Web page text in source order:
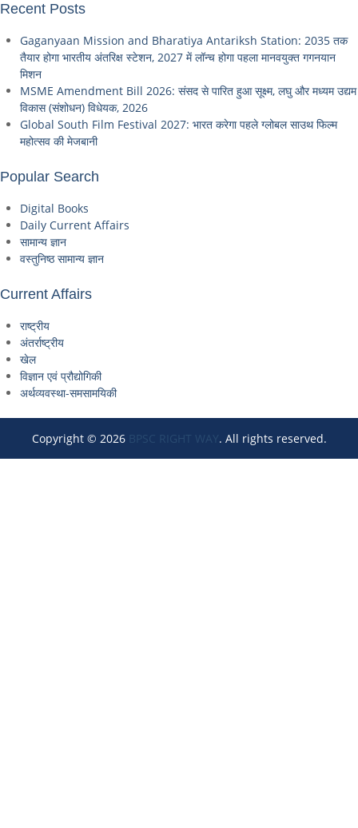
Recent Posts
Gaganyaan Mission and Bharatiya Antariksh Station: 2035 तक
तैयार होगा भारतीय अंतरिक्ष स्टेशन, 2027 में लॉन्च होगा पहला मानवयुक्त गगनयान
मिशन
MSME Amendment Bill 2026: संसद से पारित हुआ सूक्ष्म, लघु और मध्यम उद्यम
विकास (संशोधन) विधेयक, 2026
Global South Film Festival 2027: भारत करेगा पहले ग्लोबल साउथ फिल्म
महोत्सव की मेजबानी
Popular Search
Digital Books
Daily Current Affairs
सामान्य ज्ञान
वस्तुनिष्ठ सामान्य ज्ञान
Current Affairs
राष्ट्रीय
अंतर्राष्ट्रीय
खेल
विज्ञान एवं प्रौद्योगिकी
अर्थव्यवस्था-समसामयिकी
Copyright © 2026 BPSC RIGHT WAY . All rights reserved.